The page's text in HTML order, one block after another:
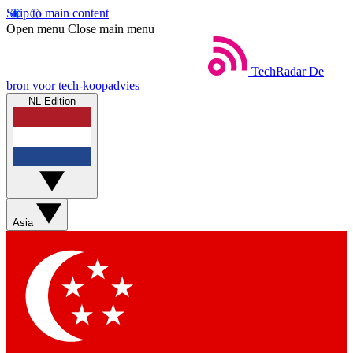
Skip to main content
Open menu Close main menu
TechRadar De
bron voor tech-koopadvies
NL Edition
Asia